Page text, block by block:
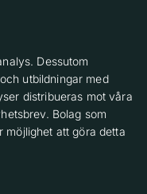
Dessutom
utbildningar med
distribueras mot våra
Bolag som
möjlighet att göra detta